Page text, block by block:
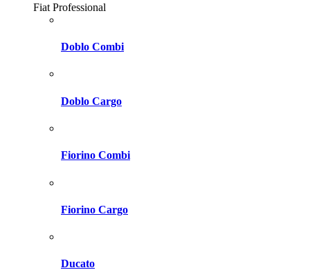
Fiat Professional
Doblo Combi
Doblo Cargo
Fiorino Combi
Fiorino Cargo
Ducato